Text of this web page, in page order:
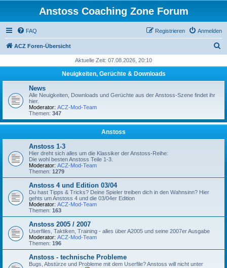
Anstoss Coaching Zone Forum
FAQ Anmelden
Registrieren
ACZ Foren-Übersicht
h
Aktuelle Zeit: 07.08.2026, 20:10
Neuigkeiten, Gerüchte & Downloads
News
Alle Neuigkeiten, Downloads und Gerüchte aus der Anstoss-Szene findet ihr
hier.
Moderator: ACZ-Mod-Team
Themen: 347
Anstoss
Anstoss 1-3
Hier dreht sich alles um die Klassiker der Anstoss-Reihe:
Die wohl besten Anstoss Teile 1-3.
Moderator: ACZ-Mod-Team
Themen: 1279
Anstoss 4 und Edition 03/04
Du hast Tipps & Tricks? Deine Spieler treiben dich in den Wahnsinn? Hier
gehts um Anstoss 4 und die 03/04er Edition
Moderator: ACZ-Mod-Team
Themen: 163
Anstoss 2005 / 2007
Userfiles, Taktiken, Training - alles über A2005 und seine 2007er Ausgabe
Moderator: ACZ-Mod-Team
Themen: 196
Anstoss - technische Probleme
Bugs, Abstürze und Probleme mit dem Userfile? Anstoss will nicht unter